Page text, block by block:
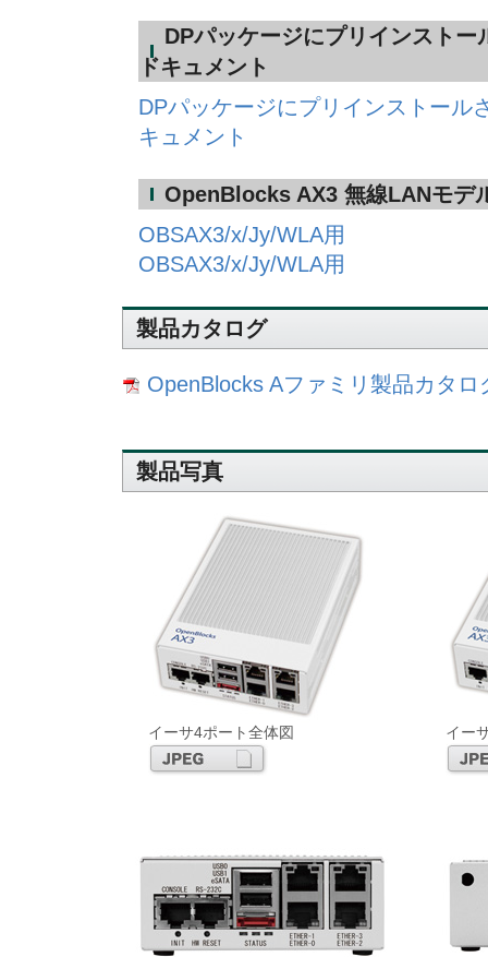
DPパッケージにプリインストー
ドキュメント
DPパッケージにプリインストール
キュメント
OpenBlocks AX3 無線LANモデ
OBSAX3/x/Jy/WLA用
OBSAX3/x/Jy/WLA用
製品カタログ
OpenBlocks Aファミリ製品カタロ
製品写真
イーサ4ポート全体図 イー